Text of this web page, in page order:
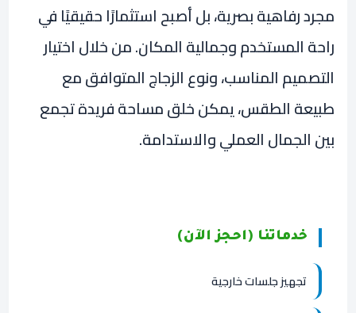
مجرد رفاهية بصرية، بل أصبح استثمارًا حقيقيًا في
راحة المستخدم وجمالية المكان. من خلال اختيار
التصميم المناسب، ونوع الزجاج المتوافق مع
طبيعة الطقس، يمكن خلق مساحة فريدة تجمع
بين الجمال العملي والاستدامة.
خدماتنا (احجز الآن)
تجهيز جلسات خارجية